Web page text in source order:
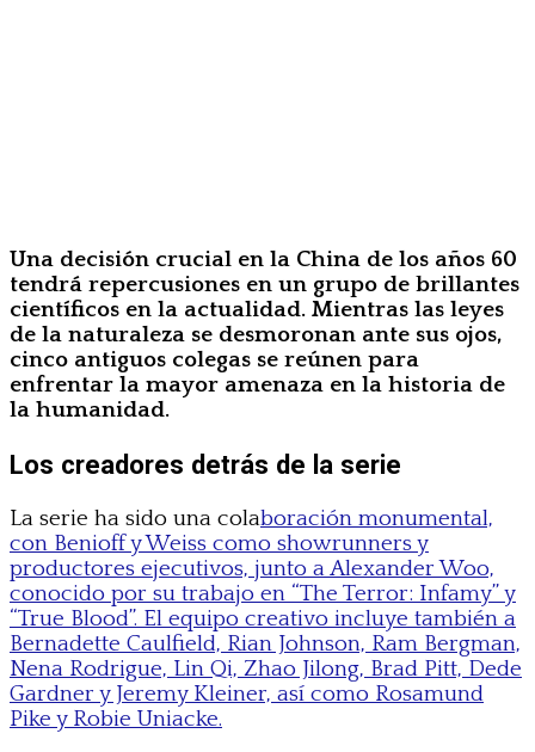
Una decisión crucial en la China de los años 60
tendrá repercusiones en un grupo de brillantes
científicos en la actualidad. Mientras las leyes
de la naturaleza se desmoronan ante sus ojos,
cinco antiguos colegas se reúnen para
enfrentar la mayor amenaza en la historia de
la humanidad.
Los creadores detrás de la serie
La serie ha sido una colaboración monumental,
con Benioff y Weiss como showrunners y
productores ejecutivos, junto a Alexander Woo,
conocido por su trabajo en “The Terror: Infamy” y
“True Blood”. El equipo creativo incluye también a
Bernadette Caulfield, Rian Johnson, Ram Bergman,
Nena Rodrigue, Lin Qi, Zhao Jilong, Brad Pitt, Dede
Gardner y Jeremy Kleiner, así como Rosamund
Pike y Robie Uniacke.